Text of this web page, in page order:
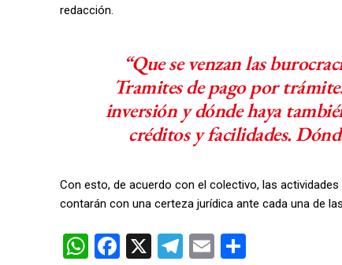
redacción.
“Que se venzan las
Tramites de pago por
inversión y dónde haya
créditos y facilidades.
Con esto, de acuerdo con el colectivo, las
contarán con una certeza jurídica ante cada una de
W F
X
T
E